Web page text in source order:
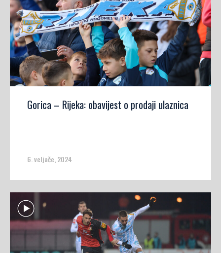
Gorica – Rijeka: obavijest o prodaji ulaznica
6. veljače, 2024